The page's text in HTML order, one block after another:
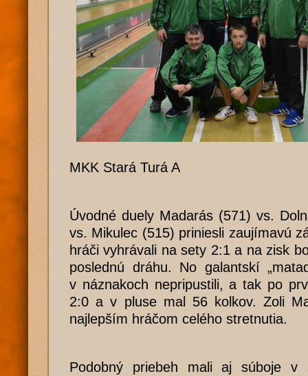
MKK Stará Turá A
Úvodné duely Madarás (571) vs.
vs. Mikulec (515) priniesli zaujímavú
hráči vyhrávali na sety 2:1 a na zisk
poslednú dráhu. No galantskí
v náznakoch nepripustili, a tak po
2:0 a v pluse mal 56 kolkov. Zoli
najlepším hráčom celého stretnutia.
Podobný priebeh mali aj súboje v